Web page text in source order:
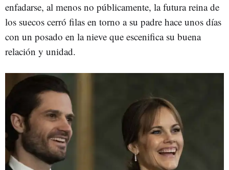
enfadarse, al menos no públicamente, la futura reina de
los suecos cerró filas en torno a su padre hace unos días
con un posado en la nieve que escenifica su buena
relación y unidad.